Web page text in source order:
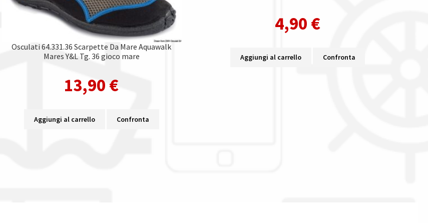
Osculati 64.331.36 Scarpette Da Mare Aquawalk
Mares Y&L Tg. 36 gioco mare
13,90 €
Aggiungi al carrello Confronta
4,90 €
Aggiungi al carrello Confronta